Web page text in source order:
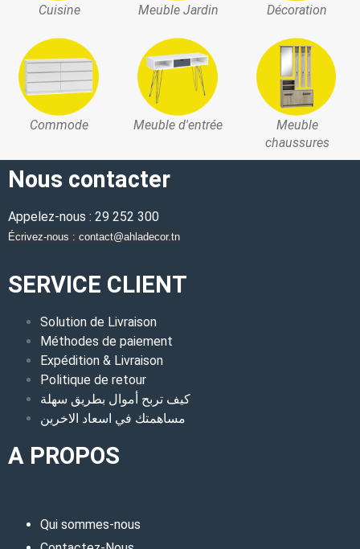
Cuisine Meuble Jardin Décoration
Commode Meuble d'entrée
Meuble
chaussures
Nous contacter
Appelez-nous : 29 252 300
Écrivez-nous : contact@ahladecor.tn
SERVICE CLIENT
Solution de Livraison
Méthodes de paiement
Expédition & Livraison
Politique de retour
كيف تربح أموال بطريق سهلة
مساهمتك في اسعاد الاخرين
A PROPOS
Qui sommes-nous